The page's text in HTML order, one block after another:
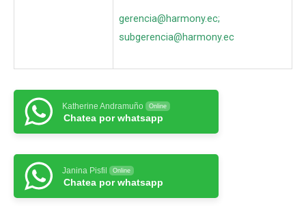
gerencia@harmony.ec;
subgerencia@harmony.ec
Katherine Andramuño Online
Chatea por whatsapp
Janina Pisfil Online
Chatea por whatsapp